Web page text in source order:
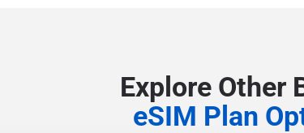
Explore Other
eSIM Plan